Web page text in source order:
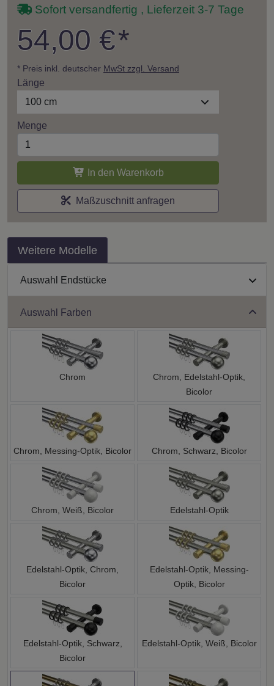
Sofort versandfertig , Lieferzeit 3-7 Tage
54,00 €*
* Preis inkl. deutscher MwSt zzgl. Versand
Länge
100 cm
Menge
In den Warenkorb
Maßzuschnitt anfragen
Weitere Modelle
Auswahl Endstücke
Auswahl Farben
Chrom
Chrom, Edelstahl-Optik,
Bicolor
Chrom, Messing-Optik, Bicolor Chrom, Schwarz, Bicolor
Chrom, Weiß, Bicolor Edelstahl-Optik
Edelstahl-Optik, Chrom,
Bicolor
Edelstahl-Optik, Messing-
Optik, Bicolor
Edelstahl-Optik, Schwarz,
Bicolor
Edelstahl-Optik, Weiß, Bicolor